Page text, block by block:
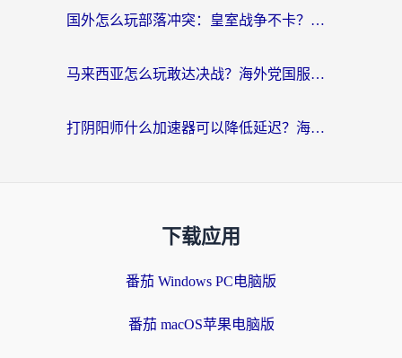
国外怎么玩部落冲突：皇室战争不卡？海外玩家畅玩国服游戏终极指南
马来西亚怎么玩敢达决战？海外党国服游戏加速避坑指南（附实测推荐）
打阴阳师什么加速器可以降低延迟？海外玩家的真实困境与破局
下载应用
番茄 Windows PC电脑版
番茄 macOS苹果电脑版